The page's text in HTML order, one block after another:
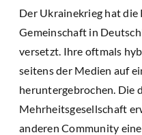
Der Ukrainekrieg hat die
Gemeinschaft in
versetzt. Ihre oftmals
seitens der Medien auf
heruntergebrochen. Die
Mehrheitsgesellschaft
anderen Community